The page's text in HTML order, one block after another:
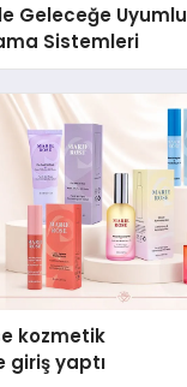
Geleceğe Uyumlu
Sistemleri
kozmetik
giriş yaptı